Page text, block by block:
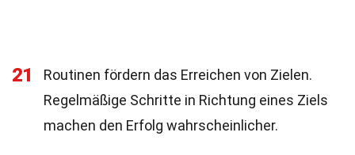
21
Routinen fördern das Erreichen von Zielen.
Regelmäßige Schritte in Richtung eines Ziels
machen den Erfolg wahrscheinlicher.